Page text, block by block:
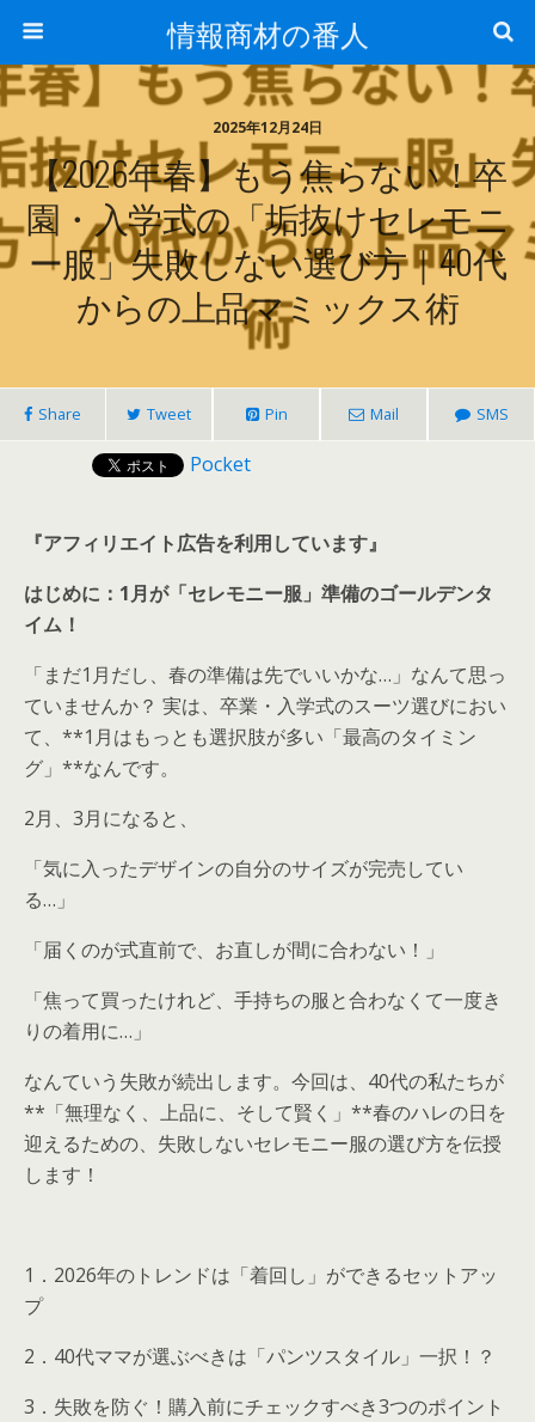
情報商材の番人
2025年12月24日
【2026年春】もう焦らない！卒
園・入学式の「垢抜けセレモニ
ー服」失敗しない選び方｜40代
からの上品マミックス術
Share Tweet Pin Mail SMS
Pocket
『アフィリエイト広告を利用しています』
はじめに：1月が「セレモニー服」準備のゴールデンタ
イム！
「まだ1月だし、春の準備は先でいいかな…」なんて思っ
ていませんか？ 実は、卒業・入学式のスーツ選びにおい
て、**1月はもっとも選択肢が多い「最高のタイミン
グ」**なんです。
2月、3月になると、
「気に入ったデザインの自分のサイズが完売してい
る…」
「届くのが式直前で、お直しが間に合わない！」
「焦って買ったけれど、手持ちの服と合わなくて一度き
りの着用に…」
なんていう失敗が続出します。今回は、40代の私たちが
**「無理なく、上品に、そして賢く」**春のハレの日を
迎えるための、失敗しないセレモニー服の選び方を伝授
します！
1．2026年のトレンドは「着回し」ができるセットアッ
プ
2．40代ママが選ぶべきは「パンツスタイル」一択！？
3．失敗を防ぐ！購入前にチェックすべき3つのポイント